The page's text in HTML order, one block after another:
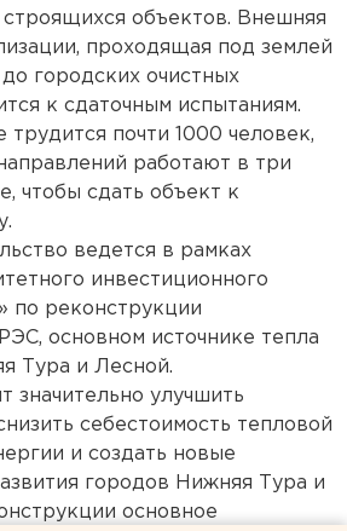
объектов. Внешняя
проходящая под землей
городских очистных
к сдаточным испытаниям.
трудится почти 1000 человек,
работают в три
чтобы сдать объект к
ведется в рамках
инвестиционного
по реконструкции
основном источнике тепла
Тура и Лесной.
значительно улучшить
себестоимость тепловой
и создать новые
городов Нижняя Тура и
основное